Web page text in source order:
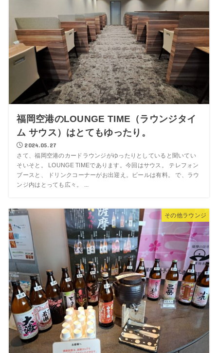
福岡空港のLOUNGE TIME（ラウンジタイ
ム サウス）はとてもゆったり。
2024.05.27
さて、福岡空港のカードラウンジがゆったりとしていると聞いてい
そいそと。 LOUNGE TIMEであります。今回はサウス。 テレフォン
ブースと、 ドリンクコーナーがお出迎え。ビールは有料。 で、ラウ
ンジ内はとっても広々。 ...
その他ラウンジ